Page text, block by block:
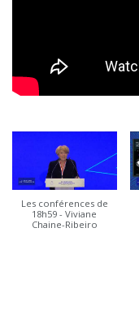
Les conférences de
18h59 - Viviane
Chaine-Ribeiro